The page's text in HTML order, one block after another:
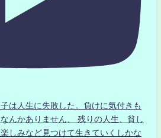
は人生に失敗した。負けに気付きも
んかありません、 残りの人生、貧し
しみなど見つけて生きていくしかな